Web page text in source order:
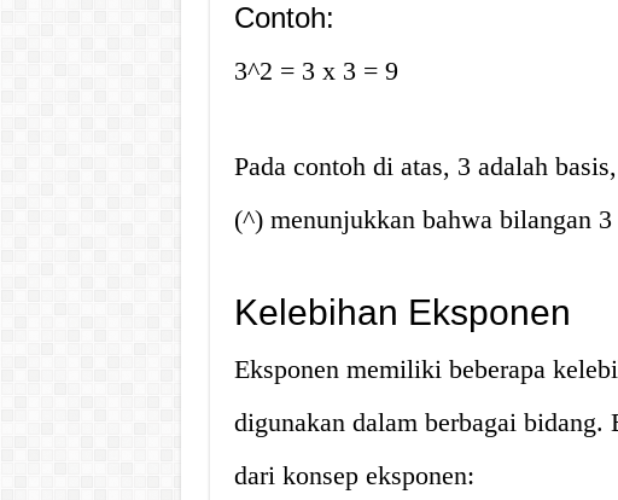
Contoh:
3^2 = 3 x 3 = 9
Pada contoh di atas, 3 adalah
(^) menunjukkan bahwa bilangan
Kelebihan Eksponen
Eksponen memiliki beberapa
digunakan dalam berbagai bidang.
dari konsep eksponen: